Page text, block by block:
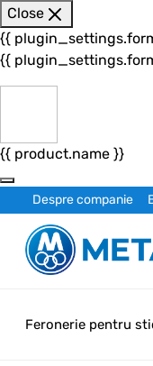
Close
{{
{{
{{ product.name }}
Despre companie
Feronerie pentru